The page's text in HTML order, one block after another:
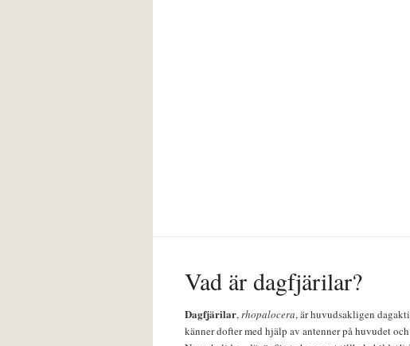
Vad är dagfjärilar?
Dagfjärilar,rhopalocera, är huvudsakligen
känner dofter med hjälp av antenner på huvudet